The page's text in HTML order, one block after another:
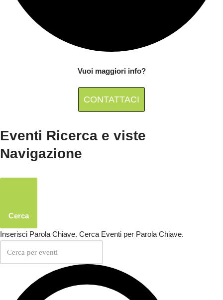
Vuoi maggiori info?
CONTATTACI
Eventi Ricerca e viste
Navigazione
Cerca
Inserisci Parola Chiave. Cerca Eventi per Parola Chiave.